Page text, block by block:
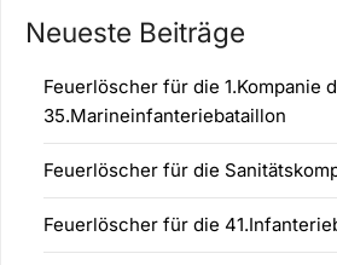
Neueste Beiträge
Feuerlöscher für die 1.Kompanie
35.Marineinfanteriebataillon
Feuerlöscher für die
Feuerlöscher für die